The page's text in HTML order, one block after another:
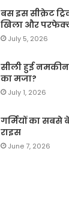
बस इस सीक्रेट
खिला और
July 5, 2026
सीली हुई नमकीन
का मजा?
July 1, 2026
गर्मियों का सबसे
राइस
June 7, 2026